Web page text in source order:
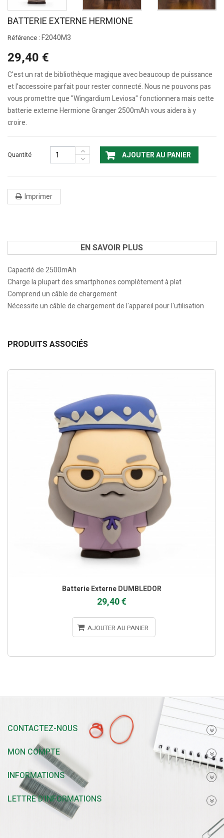
BATTERIE EXTERNE HERMIONE
Référence :F2040M3
29,40 €
C'est un rat de bibliothèque magique avec beaucoup de puissance
et l'accessoire parfait pour rester connecté.Nous ne pouvons pas
vous promettre que "Wingardium Leviosa" fonctionnera mais cette
batterie externe Hermione Granger 2500mAh vous aidera à y
croire.
Quantité AJOUTER AU PANIER
Imprimer
EN SAVOIR PLUS
Capacité de 2500mAh
Charge la plupart des smartphones complètement à plat
Comprend un câble de chargement
Nécessite un câble de chargement de l'appareil pour l'utilisation
PRODUITS ASSOCIÉS
Batterie Externe DUMBLEDOR
29,40 €
AJOUTER AU PANIER
CONTACTEZ-NOUS
MON COMPTE
INFORMATIONS
LETTRE D'INFORMATIONS